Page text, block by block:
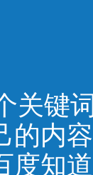
关键
的内
度知